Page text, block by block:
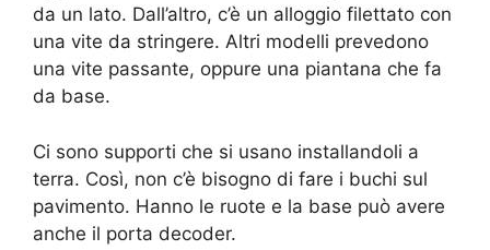
da un lato. Dall’altro, c’è un alloggio filettato con
una vite da stringere. Altri modelli prevedono
una vite passante, oppure una piantana che fa
da base.
Ci sono supporti che si usano installandoli a
terra. Così, non c’è bisogno di fare i buchi sul
pavimento. Hanno le ruote e la base può avere
anche il porta decoder.